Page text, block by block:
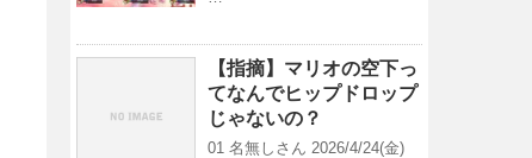
【指摘】マリオの空下っ
てなんでヒップドロップ
じゃないの？
01 名無しさん 2026/4/24(金)